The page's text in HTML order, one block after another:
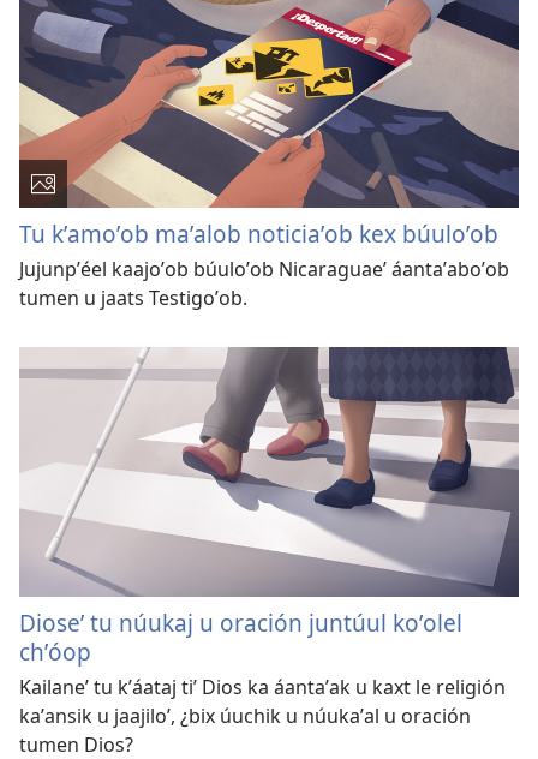
Tu kʼamoʼob maʼalob noticiaʼob kex búuloʼob
Jujunpʼéel kaajoʼob búuloʼob Nicaraguaeʼ áantaʼaboʼob
tumen u jaats Testigoʼob.
Dioseʼ tu núukaj u oración juntúul koʼolel
chʼóop
Kailaneʼ tu kʼáataj tiʼ Dios ka áantaʼak u kaxt le religión
kaʼansik u jaajiloʼ, ¿bix úuchik u núukaʼal u oración
tumen Dios?